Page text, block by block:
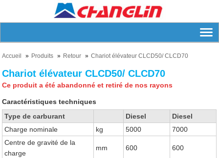
Accueil Produits Retour Chariot élévateur CLCD50/ CLCD70
Chariot élévateur CLCD50/ CLCD70
Ce produit a été abandonné et retiré de nos rayons
Caractéristiques techniques
Type de carburant
Diesel
Diesel
Charge nominale
kg 5000
7000
Centre de gravité de la
charge
mm 600 600